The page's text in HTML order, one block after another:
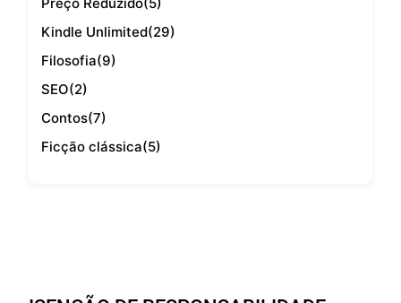
Kindle Unlimited(29)
Filosofia(9)
SEO(2)
Contos(7)
Ficção clássica(5)